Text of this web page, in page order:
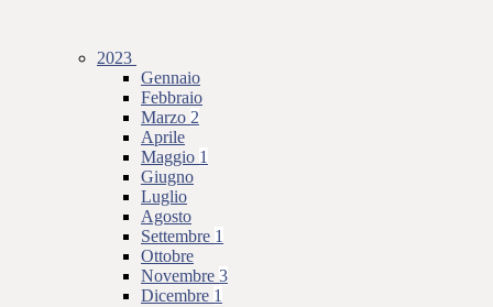
2023
Gennaio
Febbraio
Marzo 2
Aprile
Maggio 1
Giugno
Luglio
Agosto
Settembre 1
Ottobre
Novembre 3
Dicembre 1